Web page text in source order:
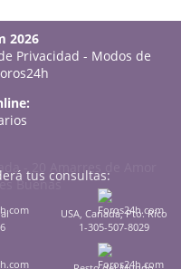
2026
Privacidad - Modos de
-
20 Amarres de Amor
Buenas
tus consultas:
USA, Canadá, Pto. Rico
1-305-507-8029